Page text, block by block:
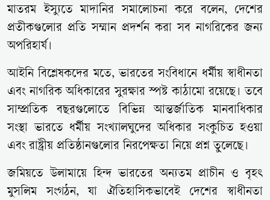
মাতরম ইস্যুতে মাদানির সমালোচনা করে বলেন, দেশের
প্রতীকগুলোর প্রতি সম্মান প্রদর্শন করা সব নাগরিকের জন্য
অপরিহার্য।
আইনি বিশ্লেষকদের মতে, ভারতের সংবিধানে ধর্মীয় স্বাধীনতা
এবং নাগরিক অধিকারের সুরক্ষার স্পষ্ট কাঠামো রয়েছে। তবে
সাম্প্রতিক বছরগুলোতে বিভিন্ন আন্তর্জাতিক মানবাধিকার
সংস্থা ভারতে ধর্মীয় সংখ্যালঘুদের অধিকার সংকুচিত হওয়া
এবং রাষ্ট্রীয় প্রতিষ্ঠানগুলোর নিরপেক্ষতা নিয়ে প্রশ্ন তুলেছে।
জমিয়তে উলামায়ে হিন্দ ভারতের অন্যতম প্রাচীন ও বৃহৎ
মুসলিম সংগঠন, যা ঐতিহাসিকভাবেই দেশের স্বাধীনতা